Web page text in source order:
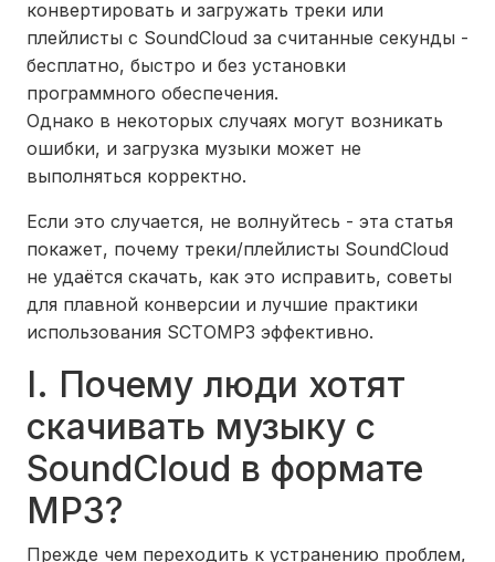
конвертировать и загружать треки или
плейлисты с SoundCloud за считанные секунды -
бесплатно, быстро и без установки
программного обеспечения.
Однако в некоторых случаях могут возникать
ошибки, и загрузка музыки может не
выполняться корректно.
Если это случается, не волнуйтесь - эта статья
покажет, почему треки/плейлисты SoundCloud
не удаётся скачать, как это исправить, советы
для плавной конверсии и лучшие практики
использования SCTOMP3 эффективно.
I. Почему люди хотят
скачивать музыку с
SoundCloud в формате
MP3?
Прежде чем переходить к устранению проблем,